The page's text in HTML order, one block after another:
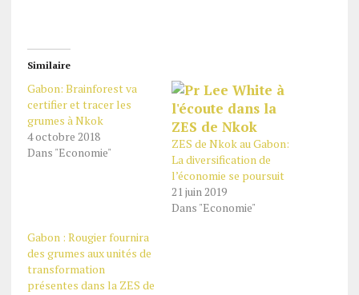
Similaire
Gabon: Brainforest va
certifier et tracer les
grumes à Nkok
4 octobre 2018
Dans "Economie"
ZES de Nkok au Gabon:
La diversification de
l’économie se poursuit
21 juin 2019
Dans "Economie"
Gabon : Rougier fournira
des grumes aux unités de
transformation
présentes dans la ZES de